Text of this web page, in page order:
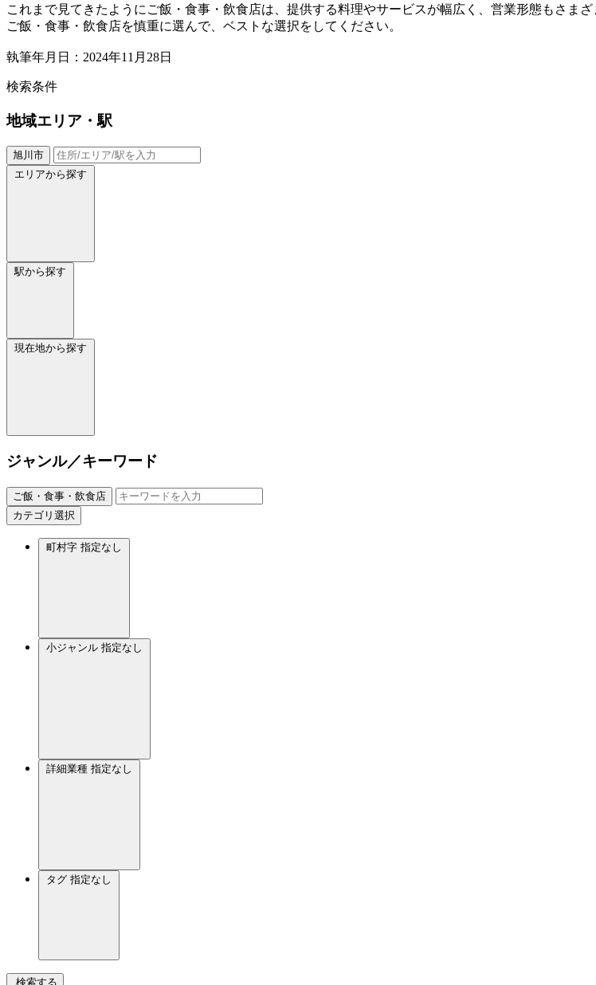
これまで見てきたようにご飯・食事・飲食店は、提供する料理やサービスが幅広く、営業形態もさまざ
ご飯・食事・飲食店を慎重に選んで、ベストな選択をしてください。
執筆年月日：2024年11月28日
検索条件
地域エリア・駅
旭川市
エリアから探す
駅から探す
現在地から探す
ジャンル／キーワード
ご飯・食事・飲食店
カテゴリ選択
町村字 指定なし
小ジャンル 指定なし
詳細業種 指定なし
タグ 指定なし
検索する